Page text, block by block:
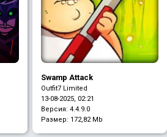
Swamp Attack
Outfit7 Limited
13-08-2025, 02:21
Версия: 4.4.9.0
Размер: 172,82 Mb